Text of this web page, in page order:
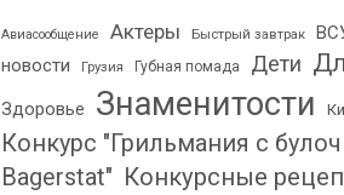
Авиасообщение Актеры Быстрый завтрак
новости
Грузия Губная помада Дети
Здоровье Знаменитости
Конкурс "Грильмания с
Bagerstat" Конкурсные